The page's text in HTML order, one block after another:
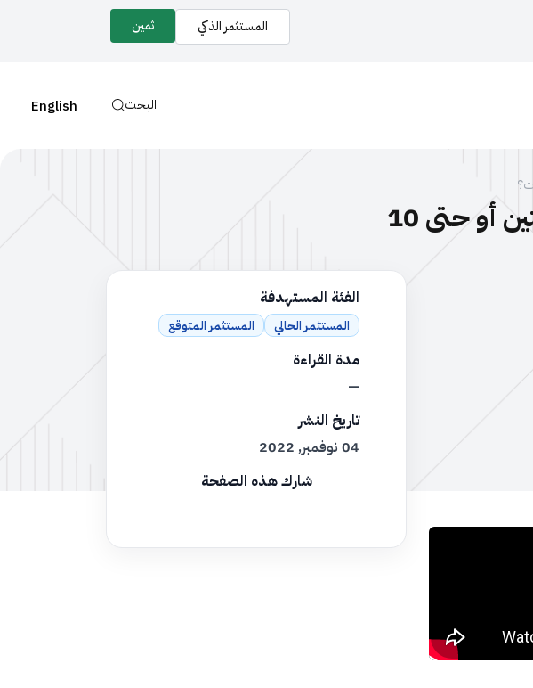
المستثمر الذكي ثمين
البحث English
قد فكرت كيف ممكن يكون وضعك المالي بعد سنة، سنتين أو حتى 10
الفئة المستهدفة
المستثمر الحالي المستثمر المتوقع
مدة القراءة
—
تاريخ النشر
04 نوفمبر, 2022
شارك هذه الصفحة